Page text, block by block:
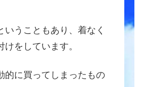
うこともあり、着なく
をしています。
的に買ってしまったもの